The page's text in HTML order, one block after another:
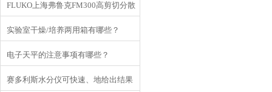
FLUKO上海弗鲁克FM300高剪切分散
乳化机的技术参数
实验室干燥/培养两用箱有哪些？
电子天平的注意事项有哪些？
赛多利斯水分仪可快速、地给出结果